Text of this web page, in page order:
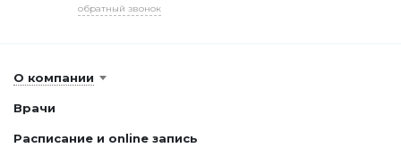
обратный звонок
О компании
Врачи
Расписание и online запись